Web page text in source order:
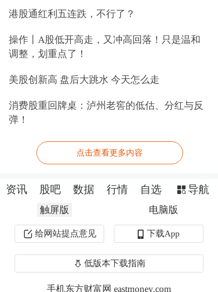
的重要力量，同时也动摇着投资者的信
此外，虽然管理层规范了股东减持的文
件，但这并不妨碍股东的规范减持行
市场上上市公司大股东等重要股东的减
导致原本低迷的股市继续失血，而且投
因此，目前的3000点对于多方来说，基
本上是没有设防的。所谓3000点保卫战
只不过是徒有虚名罢了，市场上已经没
有了硝烟。多方已毫无斗志，空头自然
是长驱直入。所以本周一3000点的有效
港股通红利五连跌，不行了？
操作丨A股低开高走，又冲高回落！只是温和
调整，划重点了！
美股创新高 盘后大跳水 今天怎么走
消费股重回牌桌：泸州老窖的低估、分红与反
弹！
点击查看更多内容
资讯 股吧 数据 行情 自选 导航
触屏版 电脑版
给网站提点意见 下载App
低版本下载指南
手机东方财富网 eastmoney.com